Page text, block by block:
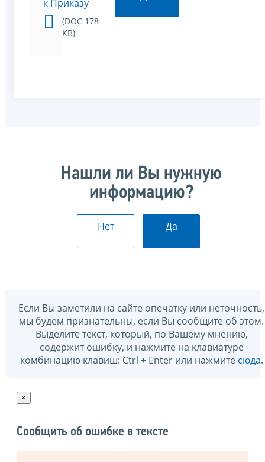
к Приказу
(DOC 178
KB)
Нашли ли Вы нужную
информацию?
Нет Да
Если Вы заметили на сайте опечатку или неточность,
мы будем признательны, если Вы сообщите об этом.
Выделите текст, который, по Вашему мнению,
содержит ошибку, и нажмите на клавиатуре
комбинацию клавиш: Ctrl + Enter или нажмите сюда.
×
Сообщить об ошибке в тексте